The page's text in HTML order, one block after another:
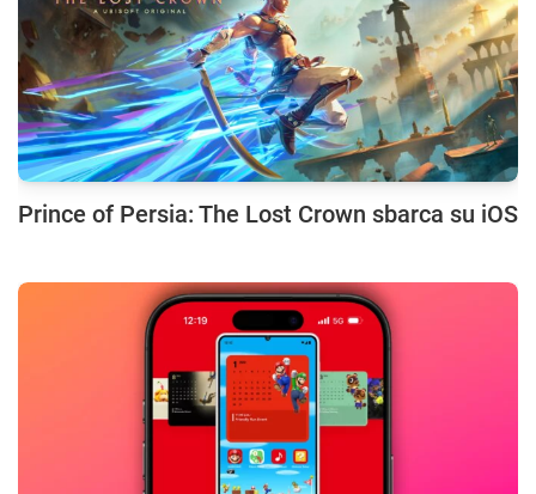
Prince of Persia: The Lost Crown sbarca su iOS